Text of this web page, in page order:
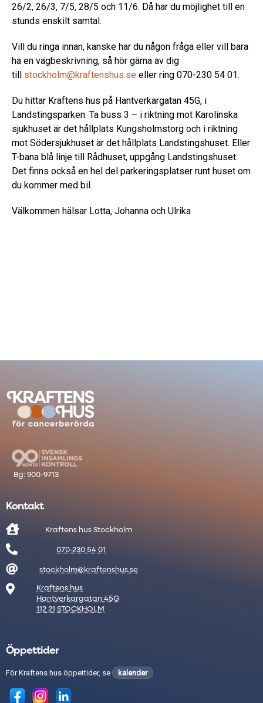
26/2, 26/3, 7/5, 28/5 och 11/6. Då har du möjlighet till en
stunds enskilt samtal.
Vill du ringa innan, kanske har du någon fråga eller vill bara
ha en vägbeskrivning, så hör gärna av dig
till stockholm@kraftenshus.se eller ring 070-230 54 01.
Du hittar Kraftens hus på Hantverkargatan 45G, i
Landstingsparken. Ta buss 3 – i riktning mot Karolinska
sjukhuset är det hållplats Kungsholmstorg och i riktning
mot Södersjukhuset är det hållplats Landstingshuset. Eller
T-bana blå linje till Rådhuset, uppgång Landstingshuset.
Det finns också en hel del parkeringsplatser runt huset om
du kommer med bil.
Välkommen hälsar Lotta, Johanna och Ulrika
Kontakt
 Kraftens hus Stockholm
 070-230 54 01
 stockholm@kraftenshus.se

Kraftens hus
Hantverkargatan 45G
112 21 STOCKHOLM
Öppettider
För Kraftens hus öppettider, se kalender